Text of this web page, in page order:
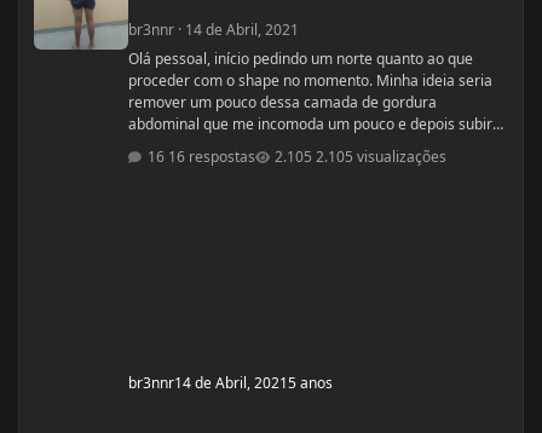
br3nnr · 14 de Abril, 2021
Olá pessoal, início pedindo um norte quanto ao que
proceder com o shape no momento. Minha ideia seria
remover um pouco dessa camada de gordura
abdominal que me incomoda um pouco e depois subir
pra um off-season bem feito. Fiquem a vontade pra
ajudar! Idade: 24 Altura: 187 Peso: 80
16 respostas 2.105 visualizações
br3nnr14 de Abril, 20215 anos